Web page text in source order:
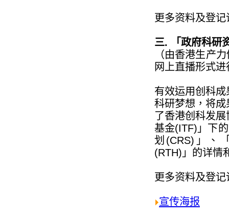
更多资料及登记
三. 「政府科研
（由香港生产
网上直播形式进
有效运用创科
科研梦想，将
了香港创科发
基金(ITF)」下
划(CRS)」、
(RTH)」的详情
更多资料及登记
宣传海报